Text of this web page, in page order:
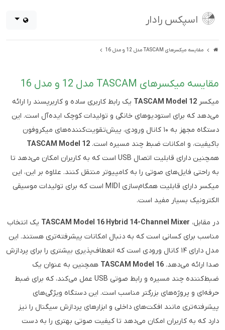
اسپکس رادار
مقایسه میکسرهای TASCAM مدل 12 و مدل 16
مقایسه میکسرهای TASCAM مدل 12 و مدل 16
میکسر TASCAM Model 12 یک رابط کاربری ساده و کاربرپسند را ارائه
می‌دهد که برای استودیوهای خانگی و تولیدات کوچک ایده‌آل است. این
دستگاه مجهز به ۱۰ کانال ورودی، پیش‌تقویت‌کننده‌های میکروفون
باکیفیت، و امکانات ضبط چند مسیره است. TASCAM Model 12
همچنین دارای قابلیت اتصال USB است که به کاربران امکان می‌دهد تا
به راحتی فایل‌های صوتی را به کامپیوتر منتقل کنند. علاوه بر این، این
میکسر دارای قابلیت همگام‌سازی MIDI است که برای تولیدات موسیقی
الکترونیک بسیار مفید است.
در مقابل، TASCAM Model 16 Hybrid 14-Channel Mixer یک انتخاب
مناسب برای کسانی است که به دنبال امکانات پیشرفته‌تری هستند. این
مدل دارای ۱۴ کانال ورودی است که انعطاف‌پذیری بیشتری را برای پردازش
صدا ارائه می‌دهد. TASCAM Model 16 همچنین به عنوان یک
ضبط‌کننده چند مسیره و رابط صوتی USB عمل می‌کند، که برای ضبط
حرفه‌ای و پروژه‌های بزرگتر مناسب است. این دستگاه ویژگی‌های
پیشرفته‌تری مانند افکت‌های داخلی و ابزارهای پردازش سیگنال را نیز
دارد که به کاربران امکان می‌دهد تا کیفیت صوتی بهتری را به دست